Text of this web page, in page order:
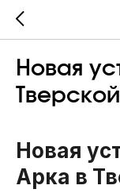
Новая
Новая
Арка в